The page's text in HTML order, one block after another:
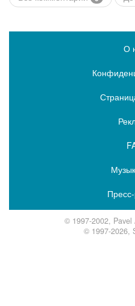
О
© 1997-2002, Pavel
© 1997-2026,